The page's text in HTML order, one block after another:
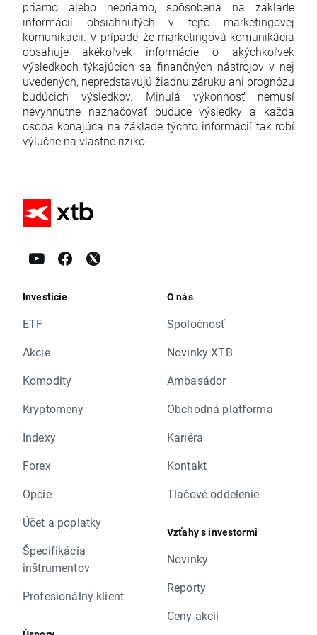
priamo alebo nepriamo, spôsobená na základe
informácií obsiahnutých v tejto marketingovej
komunikácii. V prípade, že marketingová komunikácia
obsahuje akékoľvek informácie o akýchkoľvek
výsledkoch týkajúcich sa finančných nástrojov v nej
uvedených, nepredstavujú žiadnu záruku ani prognózu
budúcich výsledkov. Minulá výkonnosť nemusí
nevyhnutne naznačovať budúce výsledky a každá
osoba konajúca na základe týchto informácií tak robí
výlučne na vlastné riziko.
Investície
ETF
Akcie
Komodity
Kryptomeny
Indexy
Forex
Opcie
Účet a poplatky
Špecifikácia
inštrumentov
Profesionálny klient
O nás
Spoločnosť
Novinky XTB
Ambasádor
Obchodná platforma
Kariéra
Kontakt
Tlačové oddelenie
Vzťahy s investormi
Novinky
Reporty
Ceny akcií